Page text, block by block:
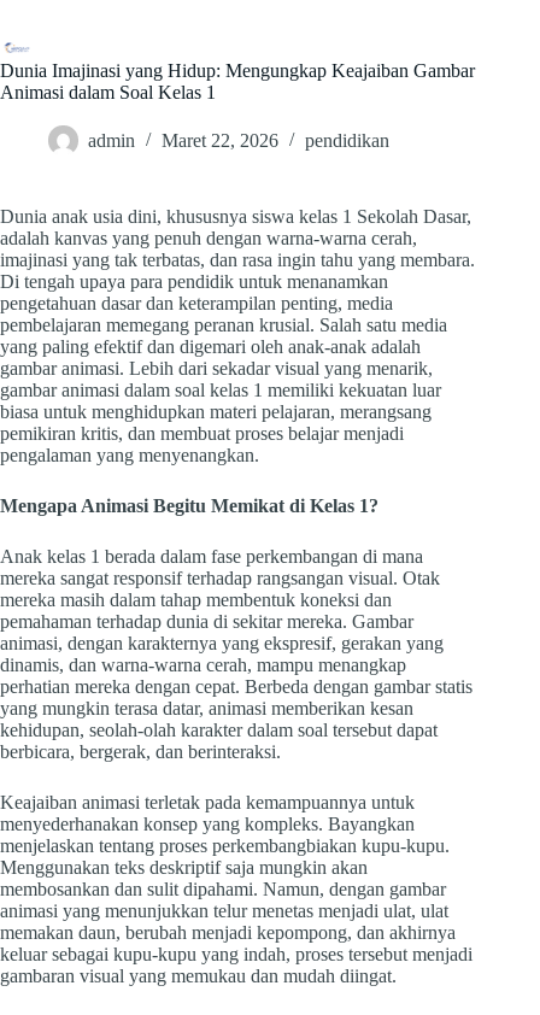
content
Dunia Imajinasi yang Hidup: Mengungkap Keajaiban Gambar
Animasi dalam Soal Kelas 1
admin Maret 22, 2026 pendidikan
Dunia anak usia dini, khususnya siswa kelas 1 Sekolah Dasar,
adalah kanvas yang penuh dengan warna-warna cerah,
imajinasi yang tak terbatas, dan rasa ingin tahu yang membara.
Di tengah upaya para pendidik untuk menanamkan
pengetahuan dasar dan keterampilan penting, media
pembelajaran memegang peranan krusial. Salah satu media
yang paling efektif dan digemari oleh anak-anak adalah
gambar animasi. Lebih dari sekadar visual yang menarik,
gambar animasi dalam soal kelas 1 memiliki kekuatan luar
biasa untuk menghidupkan materi pelajaran, merangsang
pemikiran kritis, dan membuat proses belajar menjadi
pengalaman yang menyenangkan.
Mengapa Animasi Begitu Memikat di Kelas 1?
Anak kelas 1 berada dalam fase perkembangan di mana
mereka sangat responsif terhadap rangsangan visual. Otak
mereka masih dalam tahap membentuk koneksi dan
pemahaman terhadap dunia di sekitar mereka. Gambar
animasi, dengan karakternya yang ekspresif, gerakan yang
dinamis, dan warna-warna cerah, mampu menangkap
perhatian mereka dengan cepat. Berbeda dengan gambar statis
yang mungkin terasa datar, animasi memberikan kesan
kehidupan, seolah-olah karakter dalam soal tersebut dapat
berbicara, bergerak, dan berinteraksi.
Keajaiban animasi terletak pada kemampuannya untuk
menyederhanakan konsep yang kompleks. Bayangkan
menjelaskan tentang proses perkembangbiakan kupu-kupu.
Menggunakan teks deskriptif saja mungkin akan
membosankan dan sulit dipahami. Namun, dengan gambar
animasi yang menunjukkan telur menetas menjadi ulat, ulat
memakan daun, berubah menjadi kepompong, dan akhirnya
keluar sebagai kupu-kupu yang indah, proses tersebut menjadi
gambaran visual yang memukau dan mudah diingat.